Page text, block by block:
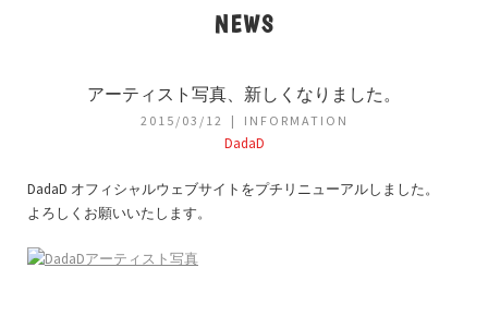
NEWS
アーティスト写真、新しくなりました。
2015/03/12 INFORMATION
DadaD
DadaD オフィシャルウェブサイトをプチリニューアルしました。
よろしくお願いいたします。